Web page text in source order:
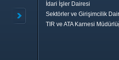
İdari İşler Dairesi
Sektörler ve Girişimcilik
TIR ve ATA Karnesi